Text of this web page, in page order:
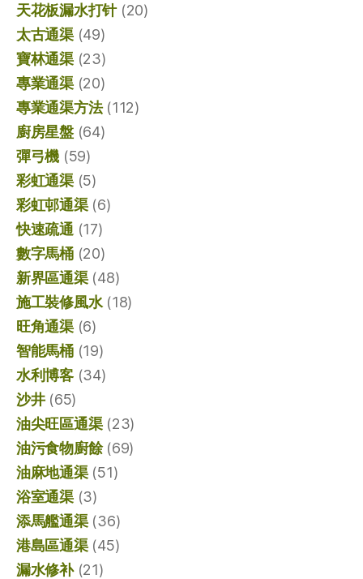
天花板漏水打针(20)
太古通渠(49)
寶林通渠(23)
專業通渠(20)
專業通渠方法(112)
廚房星盤(64)
彈弓機 (59)
彩虹通渠(5)
彩虹邨通渠(6)
快速疏通 (17)
數字馬桶(20)
新界區通渠(48)
施工裝修風水(18)
旺角通渠(6)
智能馬桶(19)
水利博客(34)
沙井(65)
油尖旺區通渠(23)
油污食物廚餘(69)
油麻地通渠(51)
浴室通渠(3)
添馬艦通渠(36)
港島區通渠(45)
漏水修补(21)